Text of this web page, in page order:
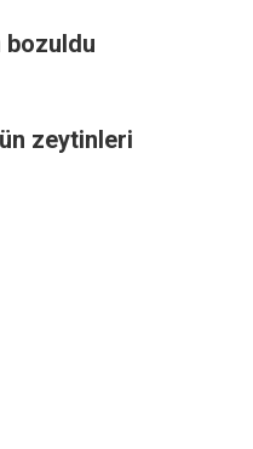
bozuldu
zeytinleri